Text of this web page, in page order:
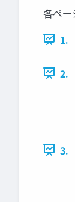
各ペー
1.
2.
3.